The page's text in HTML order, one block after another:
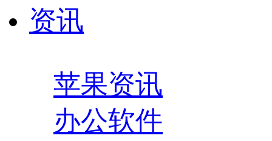
资讯
苹果资讯
办公软件